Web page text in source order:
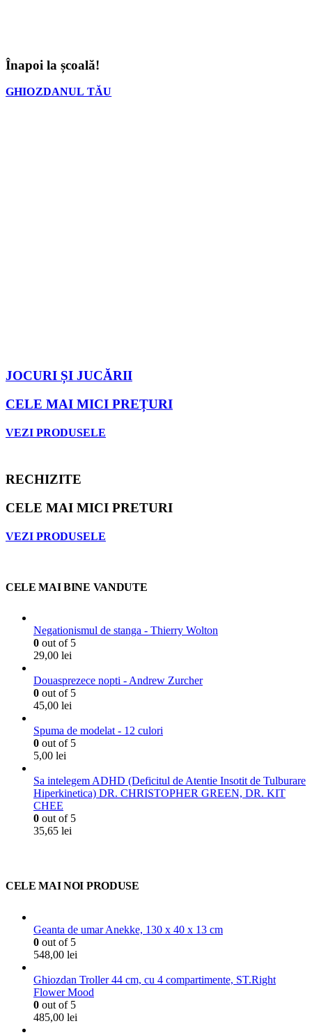
Înapoi la școală!
GHIOZDANUL TĂU
JOCURI ȘI JUCĂRII
CELE MAI MICI PREȚURI
VEZI PRODUSELE
RECHIZITE
CELE MAI MICI PRETURI
VEZI PRODUSELE
CELE MAI BINE VANDUTE
Negationismul de stanga - Thierry Wolton
0 out of 5
29,00 lei
Douasprezece nopti - Andrew Zurcher
0 out of 5
45,00 lei
Spuma de modelat - 12 culori
0 out of 5
5,00 lei
Sa intelegem ADHD (Deficitul de Atentie Insotit de Tulburare
Hiperkinetica) DR. CHRISTOPHER GREEN, DR. KIT
CHEE
0 out of 5
35,65 lei
CELE MAI NOI PRODUSE
Geanta de umar Anekke, 130 x 40 x 13 cm
0 out of 5
548,00 lei
Ghiozdan Troller 44 cm, cu 4 compartimente, ST.Right
Flower Mood
0 out of 5
485,00 lei